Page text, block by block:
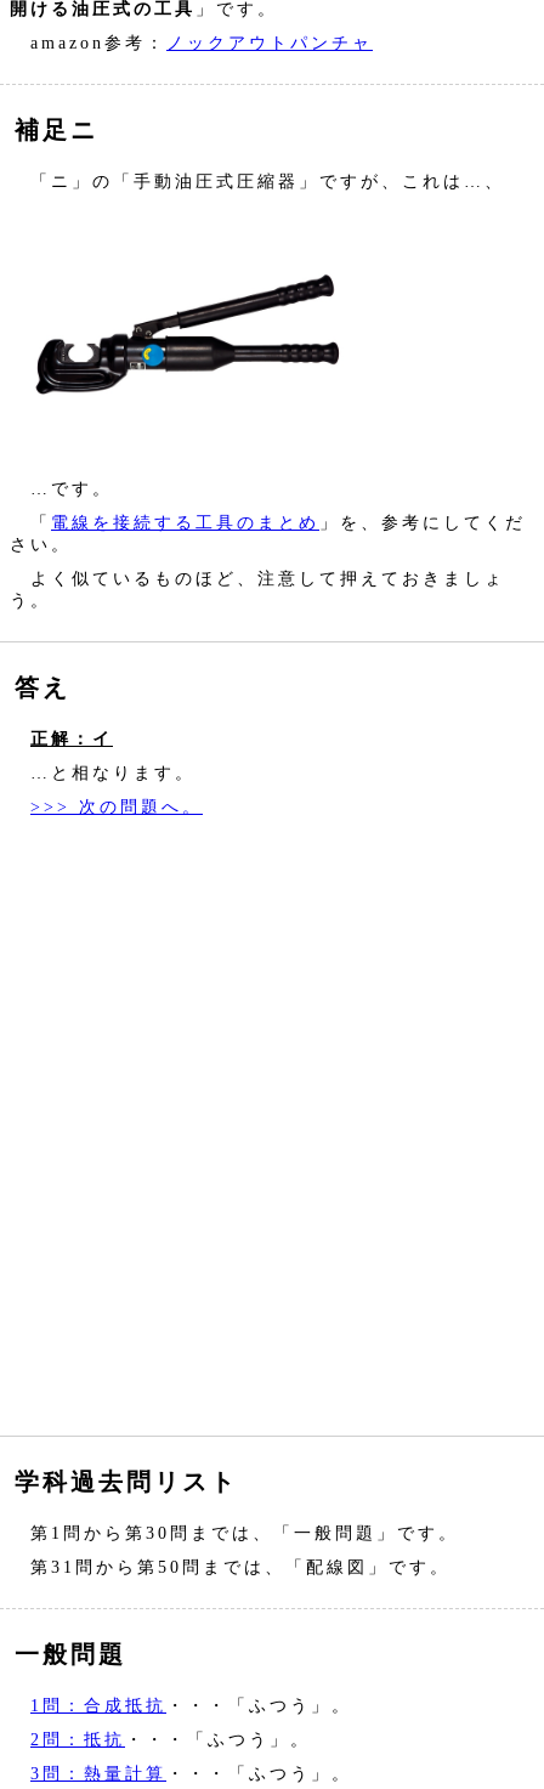
開ける油圧式の工具 」です。
amazon参考：
ノックアウトパンチャ
補足ニ
「ニ」の「手動油圧式圧縮器」ですが、これは…、
…です。
「 電線を接続する工具のまとめ 」を、参考にしてくだ
さい。
よく似ているものほど、注意して押えておきましょ
う。
答え
正解：イ
…と相なります。
>>> 次の問題へ。
学科過去問リスト
第1問から第30問までは、「一般問題」です。
第31問から第50問までは、「配線図」です。
一般問題
1問：合成抵抗 ・・・「ふつう」。
2問：抵抗 ・・・「ふつう」。
3問：熱量計算 ・・・「ふつう」。